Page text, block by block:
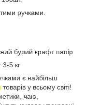
ручками.
бурий крафт папір
3-5 кг
є найбільш
товарів у всьому світі!
чаю,